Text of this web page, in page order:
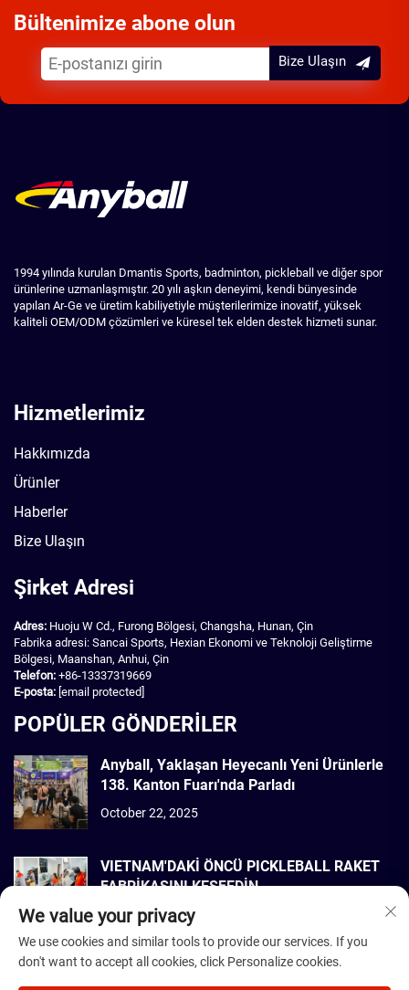
Bültenimize abone olun
Bize Ulaşın
1994 yılında kurulan Dmantis Sports, badminton, pickleball ve diğer spor
ürünlerine uzmanlaşmıştır. 20 yılı aşkın deneyimi, kendi bünyesinde
yapılan Ar-Ge ve üretim kabiliyetiyle müşterilerimize inovatif, yüksek
kaliteli OEM/ODM çözümleri ve küresel tek elden destek hizmeti sunar.
Hizmetlerimiz
Hakkımızda
Ürünler
Haberler
Bize Ulaşın
Şirket Adresi
Adres: Huoju W Cd., Furong Bölgesi, Changsha, Hunan, Çin
Fabrika adresi: Sancai Sports, Hexian Ekonomi ve Teknoloji Geliştirme
Bölgesi, Maanshan, Anhui, Çin
Telefon: +86-13337319669
E-posta: [email protected]
POPÜLER GÖNDERİLER
Anyball, Yaklaşan Heyecanlı Yeni Ürünlerle
138. Kanton Fuarı'nda Parladı
October 22, 2025
VIETNAM'DAKİ ÖNCÜ PICKLEBALL RAKET
FABRİKASINI KEŞFEDİN
September 22, 2025
Telif Hakkı © 2026 Dmantis Sports Goods Co., Ltd. Beijing Tüm hakları
We value your privacy
We use cookies and similar tools to provide our services. If you
don't want to accept all cookies, click Personalize cookies.